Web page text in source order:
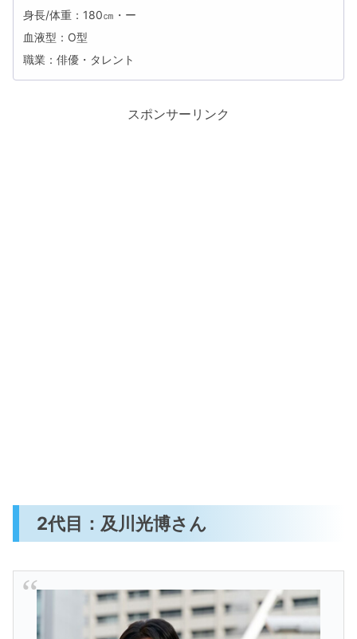
身長/体重：180㎝・ー
血液型：O型
職業：俳優・タレント
スポンサーリンク
2代目：及川光博さん